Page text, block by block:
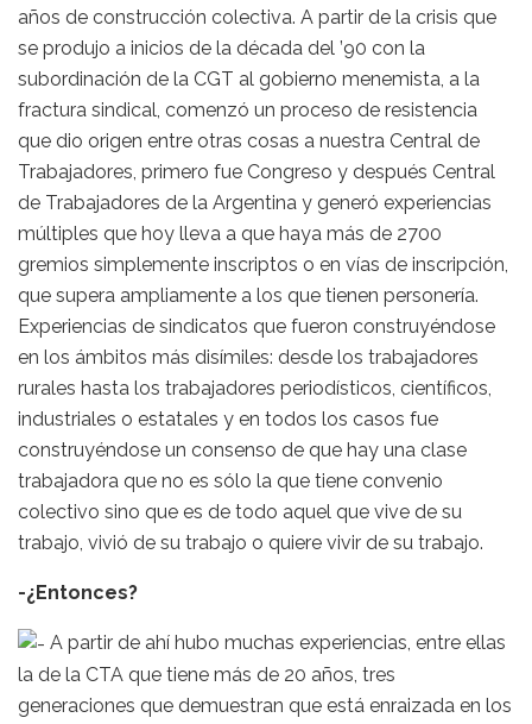
años de construcción colectiva. A partir de la crisis que
se produjo a inicios de la década del ’90 con la
subordinación de la CGT al gobierno menemista, a la
fractura sindical, comenzó un proceso de resistencia
que dio origen entre otras cosas a nuestra Central de
Trabajadores, primero fue Congreso y después Central
de Trabajadores de la Argentina y generó experiencias
múltiples que hoy lleva a que haya más de 2700
gremios simplemente inscriptos o en vías de inscripción,
que supera ampliamente a los que tienen personería.
Experiencias de sindicatos que fueron construyéndose
en los ámbitos más disímiles: desde los trabajadores
rurales hasta los trabajadores periodísticos, científicos,
industriales o estatales y en todos los casos fue
construyéndose un consenso de que hay una clase
trabajadora que no es sólo la que tiene convenio
colectivo sino que es de todo aquel que vive de su
trabajo, vivió de su trabajo o quiere vivir de su trabajo.
-¿Entonces?
A partir de ahí hubo muchas experiencias, entre ellas
la de la CTA que tiene más de 20 años, tres
generaciones que demuestran que está enraizada en los